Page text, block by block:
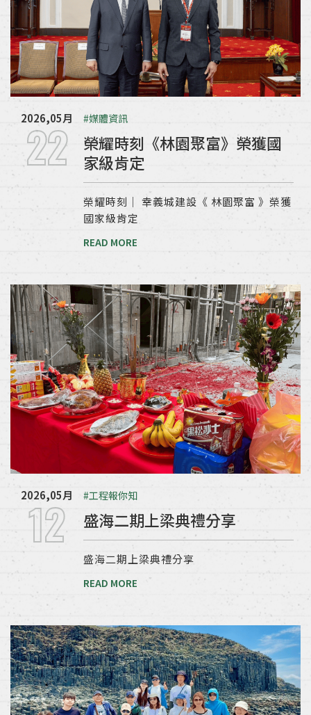
2026,05月
22 #媒體資訊
榮耀時刻《林園聚富》榮獲國
家級肯定
榮耀時刻｜ 幸義城建設《 林園聚富 》榮獲
國家級肯定
READ MORE
2026,05月
12 #工程報你知
盛海二期上梁典禮分享
盛海二期上梁典禮分享
READ MORE